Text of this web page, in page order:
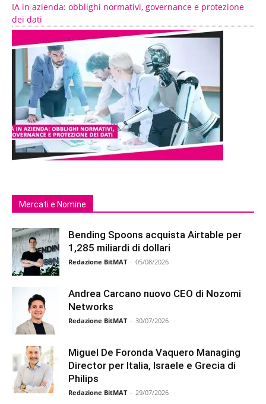
IA in azienda: obblighi normativi, governance e protezione
dei dati
Mercati e Nomine
Bending Spoons acquista Airtable per
1,285 miliardi di dollari
Redazione BitMAT - 05/08/2026
Andrea Carcano nuovo CEO di Nozomi
Networks
Redazione BitMAT - 30/07/2026
Miguel De Foronda Vaquero Managing
Director per Italia, Israele e Grecia di
Philips
Redazione BitMAT - 29/07/2026